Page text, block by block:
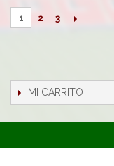
1 2 3
MI CARRITO